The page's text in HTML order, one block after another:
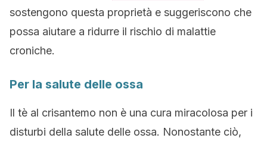
sostengono questa proprietà e suggeriscono che
possa aiutare a ridurre il rischio di malattie
croniche.
Per la salute delle ossa
Il tè al crisantemo non è una cura miracolosa per i
disturbi della salute delle ossa. Nonostante ciò,